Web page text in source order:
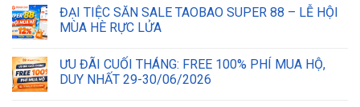
ĐẠI TIỆC SĂN SALE TAOBAO SUPER 88 – LỄ HỘI
MÙA HÈ RỰC LỬA
ƯU ĐÃI CUỐI THÁNG: FREE 100% PHÍ MUA HỘ,
DUY NHẤT 29-30/06/2026